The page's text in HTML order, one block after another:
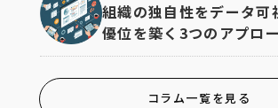
組織の独自性をデータ可
優位を築く3つのアプロ
コラム一覧を見る